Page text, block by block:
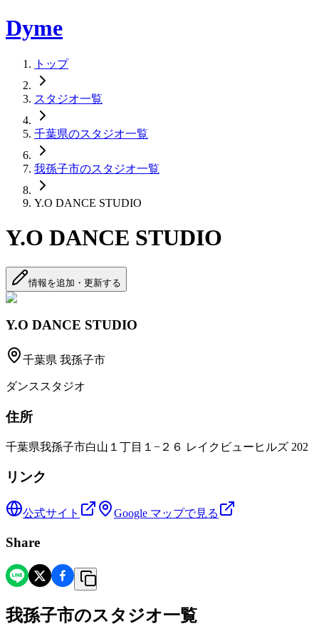
Dyme
トップ
スタジオ一覧
千葉県のスタジオ一覧
我孫子市のスタジオ一覧
Y.O DANCE STUDIO
Y.O DANCE STUDIO
情報を追加・更新する
Y.O DANCE STUDIO
千葉県 我孫子市
ダンススタジオ
住所
千葉県我孫子市白山１丁目１−２６ レイクビューヒルズ 202
リンク
公式サイト Google マップで見る
Share
我孫子市のスタジオ一覧